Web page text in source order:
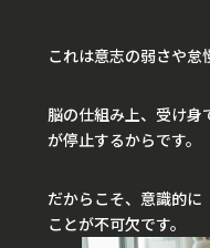
これは意志の弱さや怠
脳の仕組み上、受け
が停止するからです。
だからこそ、意識的に
ことが不可欠です。